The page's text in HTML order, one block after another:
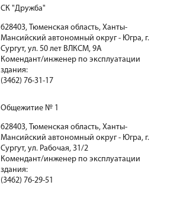
СК "Дружба"
628403, Тюменская область, Ханты-
Мансийский автономный округ - Югра, г.
Сургут, ул. 50 лет ВЛКСМ, 9А
Комендант/инженер по эксплуатации
здания:
(3462) 76-31-17
Общежитие № 1
628403, Тюменская область, Ханты-
Мансийский автономный округ - Югра, г.
Сургут, ул. Рабочая, 31/2
Комендант/инженер по эксплуатации
здания:
(3462) 76-29-51